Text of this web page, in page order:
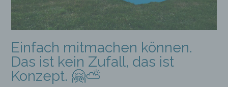
Einfach mitmachen können.
Das ist kein Zufall, das ist
Konzept. 🤗⛅